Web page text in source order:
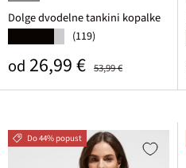
črna grafična
Dolge dvodelne tankini kopalke
(119)
Prodajna cena
od 26,99 € 53,99 €
Do 44% popust